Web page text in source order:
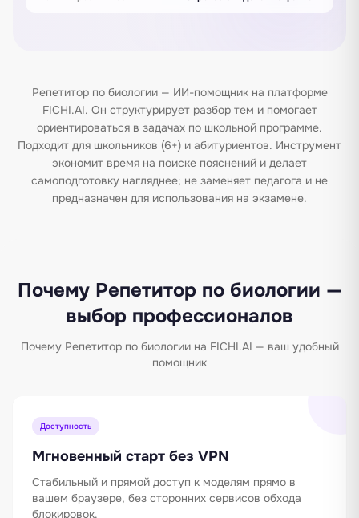
Репетитор по биологии — ИИ-помощник на платформе
FICHI.AI. Он структурирует разбор тем и помогает
ориентироваться в задачах по школьной программе.
Подходит для школьников (6+) и абитуриентов. Инструмент
экономит время на поиске пояснений и делает
самоподготовку нагляднее; не заменяет педагога и не
предназначен для использования на экзамене.
Почему Репетитор по биологии —
выбор профессионалов
Почему Репетитор по биологии на FICHI.AI — ваш удобный
помощник
Доступность
Мгновенный старт без VPN
Стабильный и прямой доступ к моделям прямо в
вашем браузере, без сторонних сервисов обхода
блокировок.